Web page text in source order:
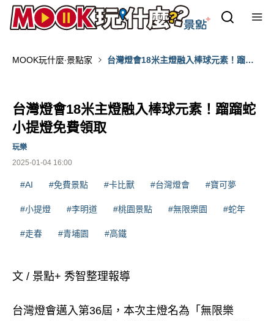
MOOK玩什麼‧景點家
台灣燈會18米主燈融入棒球元素！蹓蹓
台灣燈會18米主燈融入棒球元素！蹓蹓蛇
小提燈免費領取
2025-01-04 16:00
玩樂
#AI #免費景點 #卡比獸 #台灣燈會 #寶可夢
#小提燈 #李明道 #桃園景點 #無限樂園 #蛇年
#走春 #青埔園 #高鐵
文 / 景點+ 秀智整理報導
台灣燈會邁入第36屆，本次主燈名為「無限樂